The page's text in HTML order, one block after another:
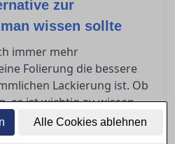
Alle Cookies ablehnen
zur
wissen sollte
immer mehr
Folierung die bessere
Lackierung ist. Ob
es ist wichtig zu wissen,
können, was sie
einer Lackierung